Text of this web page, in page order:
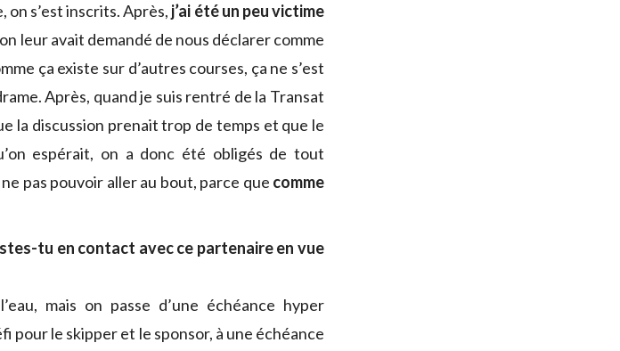
s’est inscrits. Après, j’ai été un peu victime
leur avait demandé de nous déclarer comme
ça existe sur d’autres courses, ça ne s’est
Après, quand je suis rentré de la Transat
la discussion prenait trop de temps et que le
espérait, on a donc été obligés de tout
pas pouvoir aller au bout, parce que comme
tu en contact avec ce partenaire en vue
mais on passe d’une échéance hyper
pour le skipper et le sponsor, à une échéance